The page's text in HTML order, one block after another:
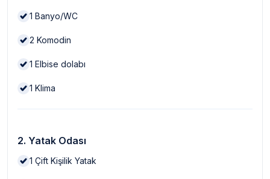
1 Banyo/WC
2 Komodin
1 Elbise dolabı
1 Klima
2. Yatak Odası
1 Çift Kişilik Yatak